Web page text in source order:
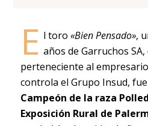
E l toro «Bien Pensado»,
años de Garruchos
perteneciente al
controla el Grupo Insud,
Campeón de la raza Polled
Exposición Rural de